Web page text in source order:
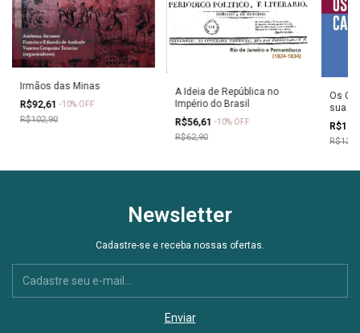
Irmãos das Minas
R$92,61-10%OFF
R$102,90
A Ideia de República no
Império do Brasil
R$56,61-10%OFF
R$62,90
Os
sua
1963)
Newsletter
Cadastre-se e receba nossas ofertas.